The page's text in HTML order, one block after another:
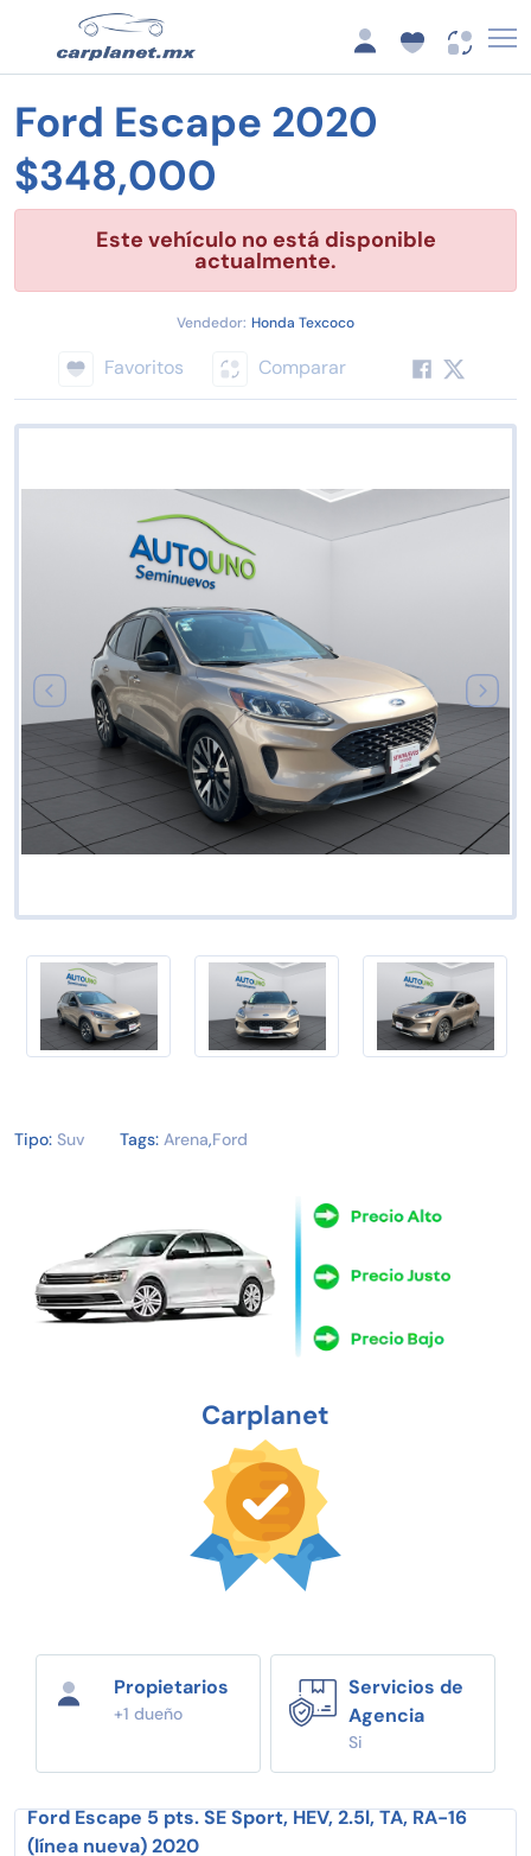
Ford Escape 2020
$348,000
Este vehículo no está disponible
actualmente.
Vendedor: Honda Texcoco
Favoritos Comparar
Tipo: Suv Tags: Arena,Ford
Carplanet
Propietarios
+1 dueño
Servicios de
Agencia
Si
Ford Escape 5 pts. SE Sport, HEV, 2.5l, TA, RA-16
(línea nueva) 2020